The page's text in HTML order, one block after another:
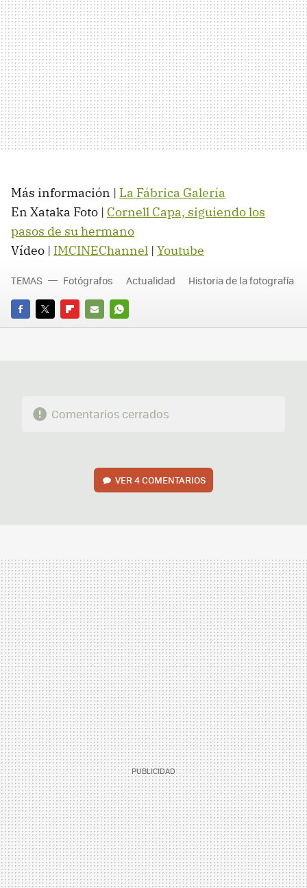
Más información | La Fábrica Galería
En Xataka Foto | Cornell Capa, siguiendo los
pasos de su hermano
Vídeo | IMCINEChannel | Youtube
FACEBOOK
TWITTERFLIPBOARD
E-
WHATSAPP
TEMAS Fotógrafos Actualidad Historia de la fotografía
Comentarios cerrados
VER4 COMENTARIOS